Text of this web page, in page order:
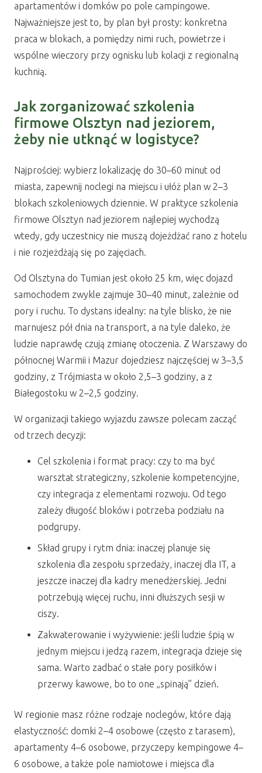
apartamentów i domków po pole campingowe.
Najważniejsze jest to, by plan był prosty: konkretna
praca w blokach, a pomiędzy nimi ruch, powietrze i
wspólne wieczory przy ognisku lub kolacji z regionalną
kuchnią.
Jak zorganizować szkolenia
firmowe Olsztyn nad jeziorem,
żeby nie utknąć w logistyce?
Najprościej: wybierz lokalizację do 30–60 minut od
miasta, zapewnij noclegi na miejscu i ułóż plan w 2–3
blokach szkoleniowych dziennie. W praktyce szkolenia
firmowe Olsztyn nad jeziorem najlepiej wychodzą
wtedy, gdy uczestnicy nie muszą dojeżdżać rano z hotelu
i nie rozjeżdżają się po zajęciach.
Od Olsztyna do Tumian jest około 25 km, więc dojazd
samochodem zwykle zajmuje 30–40 minut, zależnie od
pory i ruchu. To dystans idealny: na tyle blisko, że nie
marnujesz pół dnia na transport, a na tyle daleko, że
ludzie naprawdę czują zmianę otoczenia. Z Warszawy do
północnej Warmii i Mazur dojedziesz najczęściej w 3–3,5
godziny, z Trójmiasta w około 2,5–3 godziny, a z
Białegostoku w 2–2,5 godziny.
W organizacji takiego wyjazdu zawsze polecam zacząć
od trzech decyzji:
Cel szkolenia i format pracy: czy to ma być
warsztat strategiczny, szkolenie kompetencyjne,
czy integracja z elementami rozwoju. Od tego
zależy długość bloków i potrzeba podziału na
podgrupy.
Skład grupy i rytm dnia: inaczej planuje się
szkolenia dla zespołu sprzedaży, inaczej dla IT, a
jeszcze inaczej dla kadry menedżerskiej. Jedni
potrzebują więcej ruchu, inni dłuższych sesji w
ciszy.
Zakwaterowanie i wyżywienie: jeśli ludzie śpią w
jednym miejscu i jedzą razem, integracja dzieje się
sama. Warto zadbać o stałe pory posiłków i
przerwy kawowe, bo to one „spinają” dzień.
W regionie masz różne rodzaje noclegów, które dają
elastyczność: domki 2–4 osobowe (często z tarasem),
apartamenty 4–6 osobowe, przyczepy kempingowe 4–
6 osobowe, a także pole namiotowe i miejsca dla